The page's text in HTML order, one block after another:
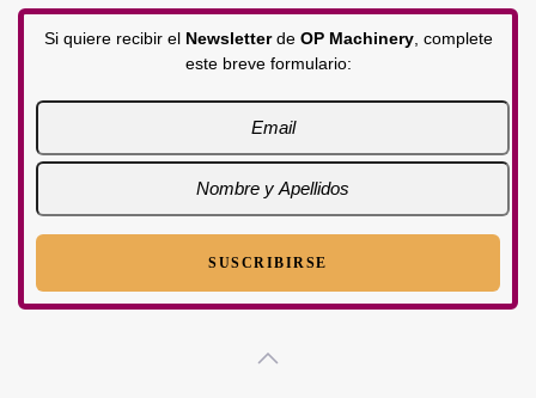
Si quiere recibir el Newsletterde OP Machinery, complete
este breve formulario: